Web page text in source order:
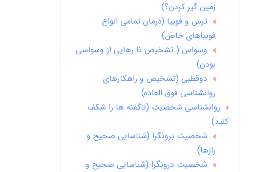
زمین گیر کردن؟)
ترس و فوبیا (درمان تمامی انواع
فوبیاهای خاص)
وسواس ( تشخیص تا رهایی از وسواسی
بودن)
دوقطبی (تشخیص و راهکارهای
روانشناسی فوق العاده)
روانشناسی شخصیت (ناگفته ها را شکف
کنید)
شخصیت برونگرا (شناسایی صحیح و
رازها)
شخصیت درونگرا (شناسایی صحیح و